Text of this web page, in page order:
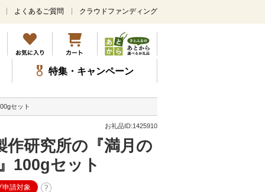
メ
ン
コ
ン
テ
ツ
ッ
プ
よくあるご質問 クラウドファンディング
特集・キャンペーン
セット
お礼品ID:1425910
研究所の『満月の
100gセット
申請対象